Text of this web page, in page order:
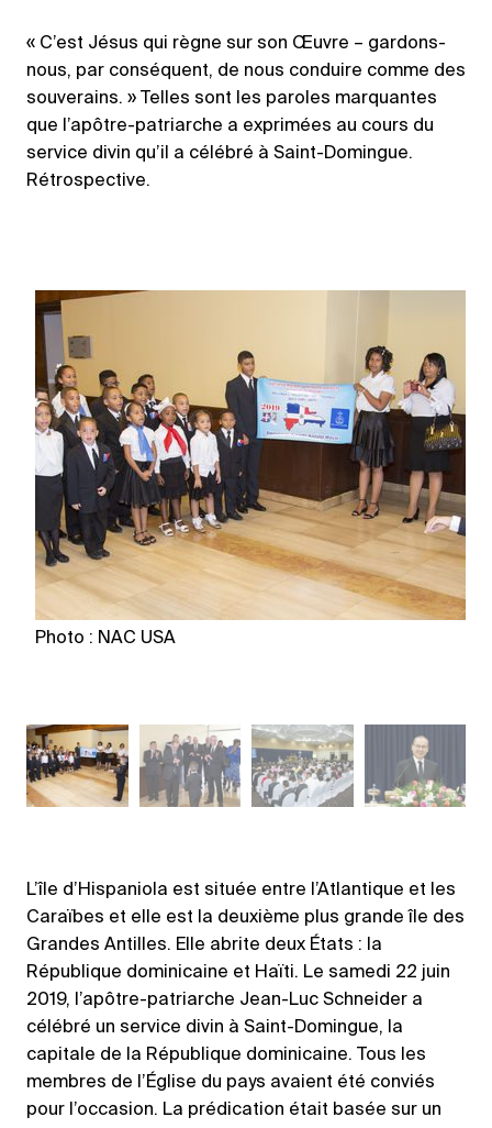
« C’est Jésus qui règne sur son Œuvre – gardons-
nous, par conséquent, de nous conduire comme des
souverains. » Telles sont les paroles marquantes
que l’apôtre-patriarche a exprimées au cours du
service divin qu’il a célébré à Saint-Domingue.
Rétrospective.
Photo : NAC USA
L’île d’Hispaniola est située entre l’Atlantique et les
Caraïbes et elle est la deuxième plus grande île des
Grandes Antilles. Elle abrite deux États : la
République dominicaine et Haïti. Le samedi 22 juin
2019, l’apôtre-patriarche Jean-Luc Schneider a
célébré un service divin à Saint-Domingue, la
capitale de la République dominicaine. Tous les
membres de l’Église du pays avaient été conviés
pour l’occasion. La prédication était basée sur un